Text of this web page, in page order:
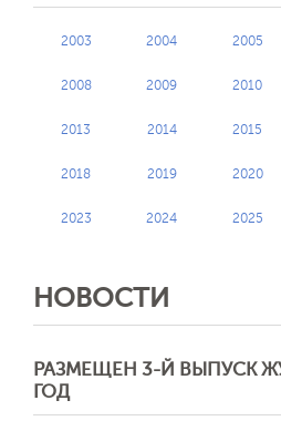
2003 2004 2005
2008 2009 2010
2013 2014 2015
2018 2019 2020
2023 2024 2025
НОВОСТИ
РАЗМЕЩЕН 3-Й ВЫПУСК
ГОД